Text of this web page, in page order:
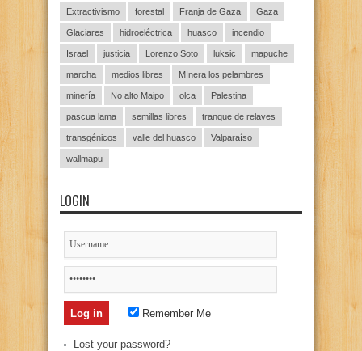
Extractivismo forestal Franja de Gaza Gaza
Glaciares hidroeléctrica huasco incendio
Israel justicia Lorenzo Soto luksic mapuche
marcha medios libres MInera los pelambres
minería No alto Maipo olca Palestina
pascua lama semillas libres tranque de relaves
transgénicos valle del huasco Valparaíso
wallmapu
LOGIN
Remember Me
Lost your password?